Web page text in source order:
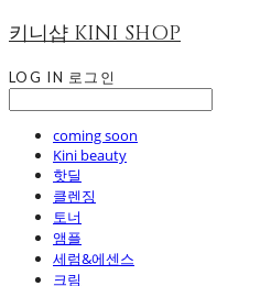
키니샵 KINI SHOP
LOG IN 로그인
coming soon
Kini beauty
핫딜
클렌징
토너
앰플
세럼&에센스
크림